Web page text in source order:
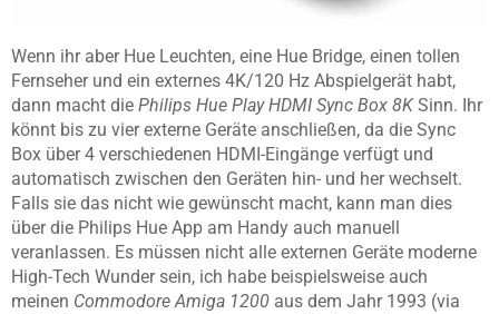
Wenn ihr aber Hue Leuchten, eine Hue Bridge, einen tollen
Fernseher und ein externes 4K/120 Hz Abspielgerät habt,
dann macht die Philips Hue Play HDMI Sync Box 8KSinn. Ihr
könnt bis zu vier externe Geräte anschließen, da die Sync
Box über 4 verschiedenen HDMI-Eingänge verfügt und
automatisch zwischen den Geräten hin- und her wechselt.
Falls sie das nicht wie gewünscht macht, kann man dies
über die Philips Hue App am Handy auch manuell
veranlassen. Es müssen nicht alle externen Geräte moderne
High-Tech Wunder sein, ich habe beispielsweise auch
meinen Commodore Amiga 1200 aus dem Jahr 1993 (via